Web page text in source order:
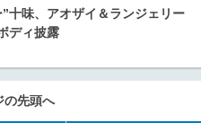
十味、アオザイ＆ランジェリー
ディ披露
の先頭へ